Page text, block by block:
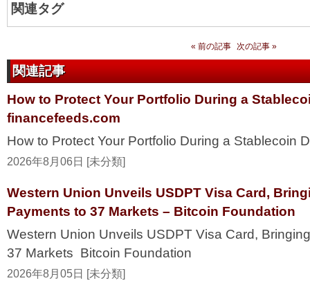
関連タグ
« 前の記事 次の記事 »
関連記事
How to Protect Your Portfolio During a
financefeeds.com
How to Protect Your Portfolio During a Stablecoin
2026年8月06日 [未分類]
Western Union Unveils USDPT Visa Card,
Payments to 37 Markets – Bitcoin Foundation
Western Union Unveils USDPT Visa Card,
37 Markets Bitcoin Foundation
2026年8月05日 [未分類]